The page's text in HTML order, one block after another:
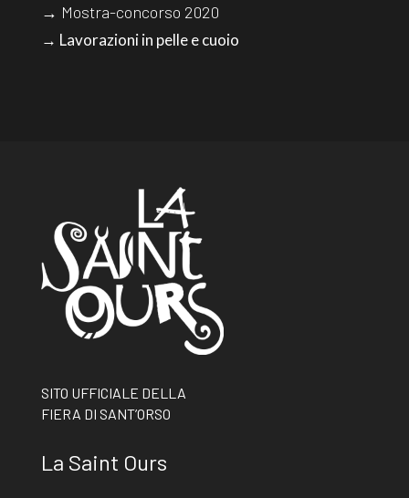
→ Mostra-concorso 2020
→ Lavorazioni in pelle e cuoio
SITO UFFICIALE DELLA
FIERA DI SANT’ORSO
La Saint Ours